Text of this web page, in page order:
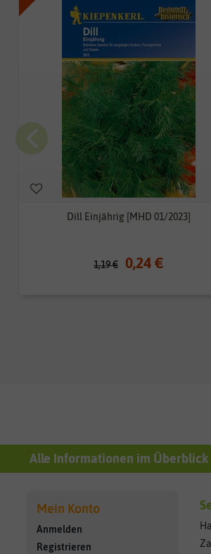
Dill Einjährig [MHD 01/2023]
1,19 € 0,24 €
Alle Informationen im Überblick
Mein Konto
Anmelden
Registrieren